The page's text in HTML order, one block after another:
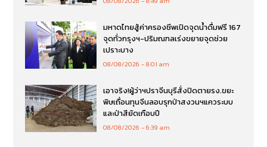
มหาดไทยสู้ค่าครองชีพเปิดจุดน้ำดื่มฟรี 167
จุดทั่วกรุงฯ-ปริมณฑลเร่งขยายจุดช่วย
เปราะบาง
08/08/2026 8:01 am
เอาจริง!ผู้ว่าฯปราจีนบุรีสั่งปิดตายรง.ขยะ
พิษเถื่อนทุนจีนลอบรุกป่าสงวนฯแควระบบ
และป่าสียัดเกือบปี
08/08/2026 6:39 am